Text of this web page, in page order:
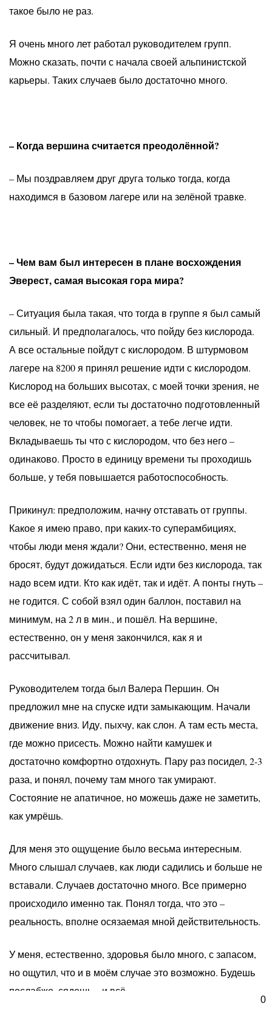
такое было не раз.
Я очень много лет работал руководителем групп.
Можно сказать, почти с начала своей альпинистской
карьеры. Таких случаев было достаточно много.
– Когда вершина считается преодолённой?
– Мы поздравляем друг друга только тогда, когда
находимся в базовом лагере или на зелёной травке.
– Чем вам был интересен в плане восхождения
Эверест, самая высокая гора мира?
– Ситуация была такая, что тогда в группе я был самый
сильный. И предполагалось, что пойду без кислорода.
А все остальные пойдут с кислородом. В штурмовом
лагере на 8200 я принял решение идти с кислородом.
Кислород на больших высотах, с моей точки зрения, не
все её разделяют, если ты достаточно подготовленный
человек, не то чтобы помогает, а тебе легче идти.
Вкладываешь ты что с кислородом, что без него –
одинаково. Просто в единицу времени ты проходишь
больше, у тебя повышается работоспособность.
Прикинул: предположим, начну отставать от группы.
Какое я имею право, при каких-то суперамбициях,
чтобы люди меня ждали? Они, естественно, меня не
бросят, будут дожидаться. Если идти без кислорода, так
надо всем идти. Кто как идёт, так и идёт. А понты гнуть –
не годится. С собой взял один баллон, поставил на
минимум, на 2 л в мин., и пошёл. На вершине,
естественно, он у меня закончился, как я и
рассчитывал.
Руководителем тогда был Валера Першин. Он
предложил мне на спуске идти замыкающим. Начали
движение вниз. Иду, пыхчу, как слон. А там есть места,
где можно присесть. Можно найти камушек и
достаточно комфортно отдохнуть. Пару раз посидел, 2-3
раза, и понял, почему там много так умирают.
Состояние не апатичное, но можешь даже не заметить,
как умрёшь.
Для меня это ощущение было весьма интересным.
Много слышал случаев, как люди садились и больше не
вставали. Случаев достаточно много. Все примерно
происходило именно так. Понял тогда, что это –
реальность, вполне осязаемая мной действительность.
У меня, естественно, здоровья было много, с запасом,
но ощутил, что и в моём случае это возможно. Будешь
послабже, сядешь – и всё.
0